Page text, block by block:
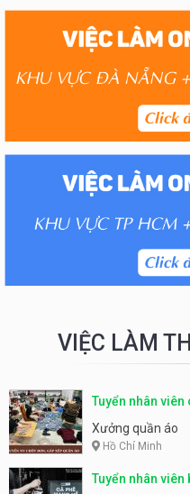
VIỆC LÀM
Tuyển nhân
Xưởng quần áo
Hồ Chí Minh
Tuyển nhân